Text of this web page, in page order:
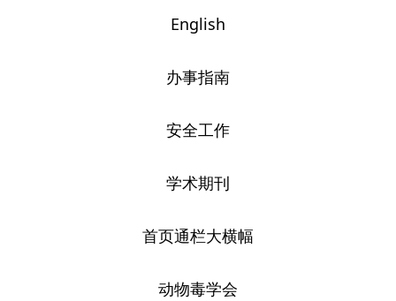
English
办事指南
安全工作
学术期刊
首页通栏大横幅
动物毒学会